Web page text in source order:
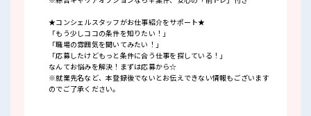
★コンシェルスタッフがお仕事紹介をサポート★
「もう少しココの条件を知りたい！」
「職場の雰囲気を聞いてみたい！」
「応募したけどもっと条件に合う仕事を探している！」
なんてお悩みを解決！まずは応募から☆
※就業先名など、本登録後でないとお伝えできない情報もございます
のでご了承ください。